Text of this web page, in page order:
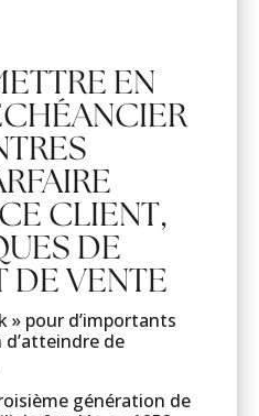
EN
CLIENT,
DE
DE VENTE
» pour d’importants
d’atteindre de
génération de